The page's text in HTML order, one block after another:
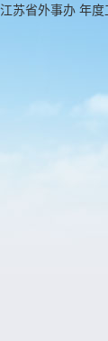
江苏省外事办 年度